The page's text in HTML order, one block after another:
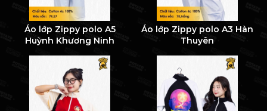
Áo lớp Zippy polo A5
Huỳnh Khương Ninh
Áo lớp Zippy polo A3 Hàn
Thuyên